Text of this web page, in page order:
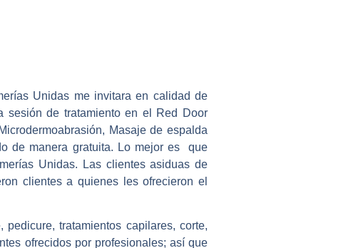
Unidas me invitara en calidad de
sesión de tratamiento en el Red Door
Masaje de espalda
de manera gratuita. Lo mejor es que
Unidas. Las clientes asiduas de
clientes a quienes les ofrecieron el
tratamientos capilares, corte,
ofrecidos por profesionales; así que